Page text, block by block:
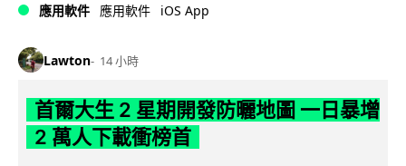
應用軟件 應用軟件 iOS App
Lawton 14 小時
首爾大生 2 星期開發防曬地圖 一日暴增
2 萬人下載衝榜首